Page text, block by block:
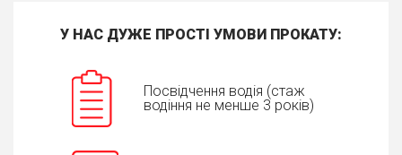
У НАС ДУЖЕ ПРОСТІ УМОВИ ПРОКАТУ:
Посвідчення водія (стаж
водіння не менше 3 років)